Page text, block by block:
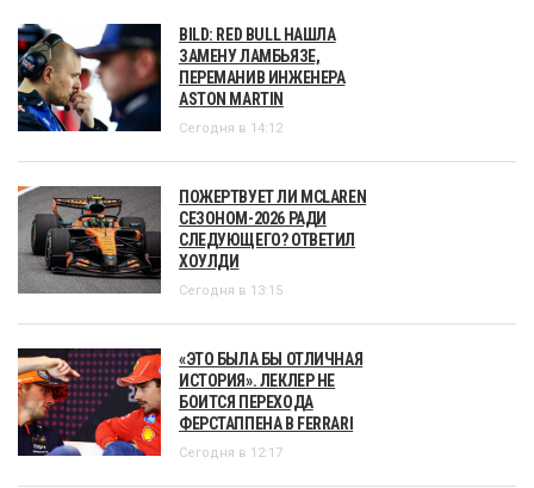
BILD: RED BULL НАШЛА
ЗАМЕНУ ЛАМБЬЯЗЕ,
ПЕРЕМАНИВ ИНЖЕНЕРА
ASTON MARTIN
Сегодня в 14:12
ПОЖЕРТВУЕТ ЛИ MCLAREN
СЕЗОНОМ-2026 РАДИ
СЛЕДУЮЩЕГО? ОТВЕТИЛ
ХОУЛДИ
Сегодня в 13:15
«ЭТО БЫЛА БЫ ОТЛИЧНАЯ
ИСТОРИЯ». ЛЕКЛЕР НЕ
БОИТСЯ ПЕРЕХОДА
ФЕРСТАППЕНА В FERRARI
Сегодня в 12:17